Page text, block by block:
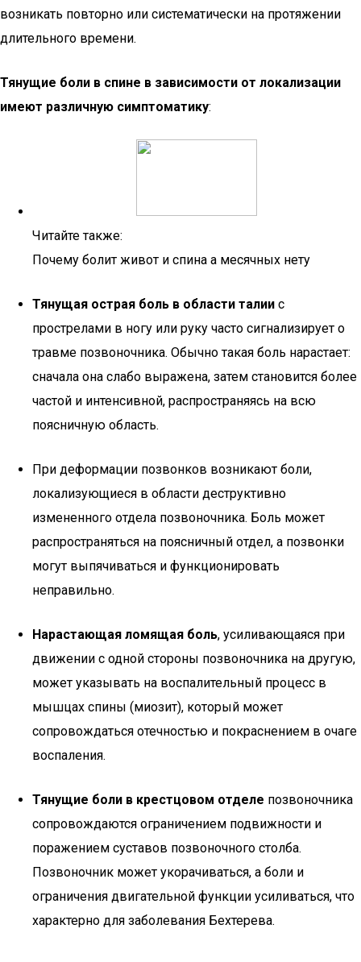
возникать повторно или систематически на протяжении
длительного времени.
Тянущие боли в спине в зависимости от локализации
имеют различную симптоматику:
Читайте также:
Почему болит живот и спина а месячных нету
Тянущая острая боль в области талии с
прострелами в ногу или руку часто сигнализирует о
травме позвоночника. Обычно такая боль нарастает:
сначала она слабо выражена, затем становится более
частой и интенсивной, распространяясь на всю
поясничную область.
При деформации позвонков возникают боли,
локализующиеся в области деструктивно
измененного отдела позвоночника. Боль может
распространяться на поясничный отдел, а позвонки
могут выпячиваться и функционировать
неправильно.
Нарастающая ломящая боль, усиливающаяся при
движении с одной стороны позвоночника на другую,
может указывать на воспалительный процесс в
мышцах спины (миозит), который может
сопровождаться отечностью и покраснением в очаге
воспаления.
Тянущие боли в крестцовом отделе позвоночника
сопровождаются ограничением подвижности и
поражением суставов позвоночного столба.
Позвоночник может укорачиваться, а боли и
ограничения двигательной функции усиливаться, что
характерно для заболевания Бехтерева.